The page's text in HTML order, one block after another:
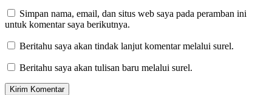
Simpan nama, email, dan situs web saya pada peramban ini
untuk komentar saya berikutnya.
Beritahu saya akan tindak lanjut komentar melalui surel.
Beritahu saya akan tulisan baru melalui surel.